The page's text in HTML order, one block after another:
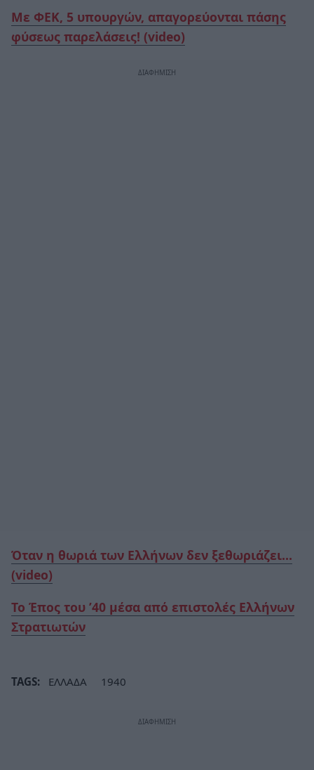
Με ΦΕΚ, 5 υπουργών, απαγορεύονται πάσης
φύσεως παρελάσεις! (video)
Όταν η θωριά των Ελλήνων δεν ξεθωριάζει…
(video)
Το Έπος του ’40 μέσα από επιστολές Ελλήνων
Στρατιωτών
TAGS: ΕΛΛΑΔΑ 1940